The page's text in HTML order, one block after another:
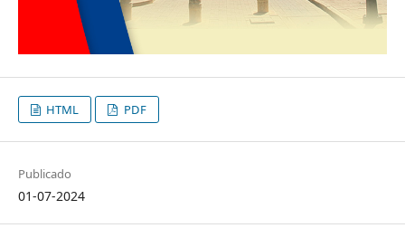
HTML PDF
Publicado
01-07-2024